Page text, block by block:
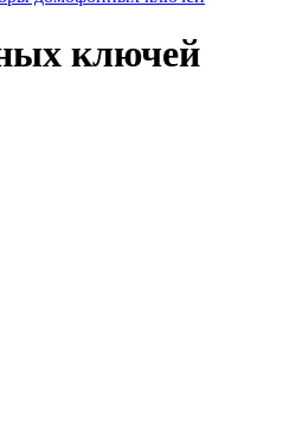
ключей